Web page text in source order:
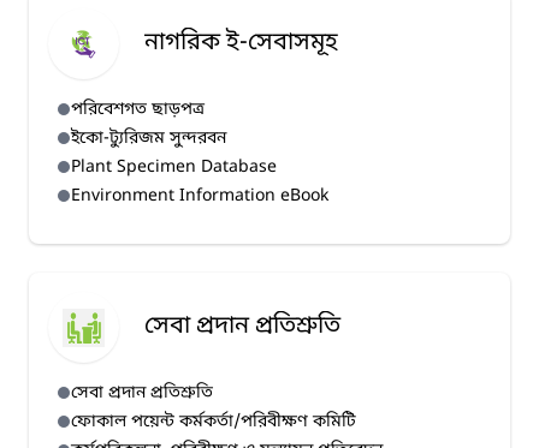
নাগরিক ই-সেবাসমূহ
পরিবেশগত ছাড়পত্র
ইকো-ট্যুরিজম সুন্দরবন
Plant Specimen Database
Environment Information eBook
সেবা প্রদান প্রতিশ্রুতি
সেবা প্রদান প্রতিশ্রুতি
ফোকাল পয়েন্ট কর্মকর্তা/পরিবীক্ষণ কমিটি